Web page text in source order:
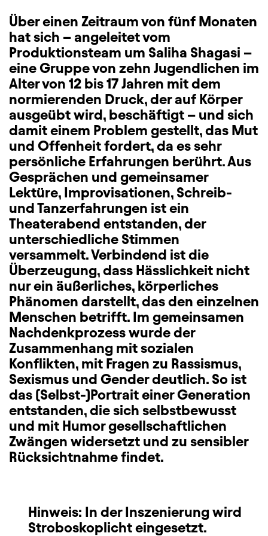
Über einen Zeitraum von fünf Monaten
hat sich – angeleitet vom
Produktionsteam um Saliha Shagasi –
eine Gruppe von zehn Jugendlichen im
Alter von 12 bis 17 Jahren mit dem
normierenden Druck, der auf Körper
ausgeübt wird, beschäftigt – und sich
damit einem Problem gestellt, das Mut
und Offenheit fordert, da es sehr
persönliche Erfahrungen berührt. Aus
Gesprächen und gemeinsamer
Lektüre, Improvisationen, Schreib-
und Tanzerfahrungen ist ein
Theaterabend entstanden, der
unterschiedliche Stimmen
versammelt. Verbindend ist die
Überzeugung, dass Hässlichkeit nicht
nur ein äußerliches, körperliches
Phänomen darstellt, das den einzelnen
Menschen betrifft. Im gemeinsamen
Nachdenkprozess wurde der
Zusammenhang mit sozialen
Konflikten, mit Fragen zu Rassismus,
Sexismus und Gender deutlich. So ist
das (Selbst-)Portrait einer Generation
entstanden, die sich selbstbewusst
und mit Humor gesellschaftlichen
Zwängen widersetzt und zu sensibler
Rücksichtnahme findet.
Hinweis: In der Inszenierung wird
Stroboskoplicht eingesetzt.